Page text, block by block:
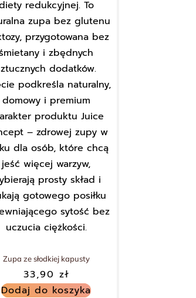
Zupa ze słodkiej kapusty
33,90 zł
Dodaj do koszyka